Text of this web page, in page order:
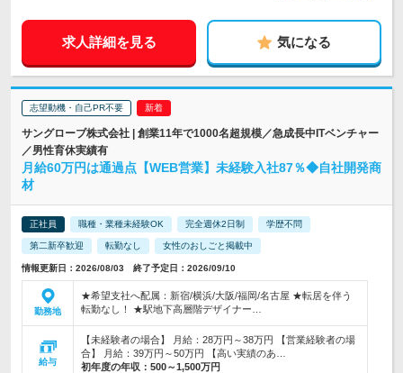
求人詳細を見る 気になる
志望動機・自己PR不要
サングローブ株式会社 | 創業11年で1000名超規模／急成長中ITベンチャー
／男性育休実績有
月給60万円は通過点【WEB営業】未経験入社87％◆自社開発商
材
正社員 職種・業種未経験OK 完全週休2日制 学歴不問
第二新卒歓迎 転勤なし 女性のおしごと掲載中
情報更新日：2026/08/03 終了予定日：2026/09/10
勤務地
★希望支社へ配属：新宿/横浜/大阪/福岡/名古屋 ★転居を伴う
転勤なし！ ★駅地下高層階デザイナー…
給与
【未経験者の場合】 月給：28万円～38万円 【営業経験者の場
合】 月給：39万円～50万円 【高い実績のあ…
初年度の年収： 500～1,500万円